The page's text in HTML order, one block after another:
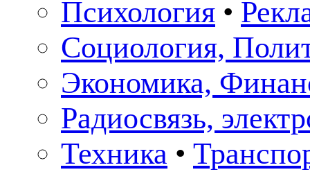
Психология •
Социология,
Экономика,
Радиосвязь,
Техника •